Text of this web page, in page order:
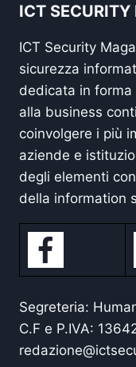
ICT
ICT Security
sicurezza
dedicata in forma
alla business
coinvolgere i più
aziende e
degli elementi
della information
Segreteria:
C.F e P.IVA: